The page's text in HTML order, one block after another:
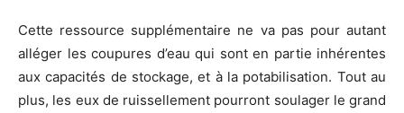
Cette ressource supplémentaire ne va pas pour autant
alléger les coupures d’eau qui sont en partie inhérentes
aux capacités de stockage, et à la potabilisation. Tout au
plus, les eux de ruissellement pourront soulager le grand